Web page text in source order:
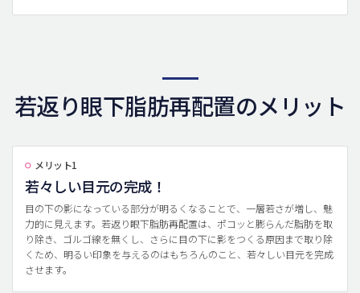
若返り眼下脂肪再配置のメリット
メリット1
若々しい目元の完成！
目の下の影になっている部分が明るくなることで、一層若さが増し、魅
力的に見えます。若返り眼下脂肪再配置は、ポコッと膨らんだ脂肪を取
り除き、ゴルゴ線を無くし、さらに目の下に影をつくる原因まで取り除
くため、明るい印象を与えるのはもちろんのこと、若々しい目元を完成
させます。